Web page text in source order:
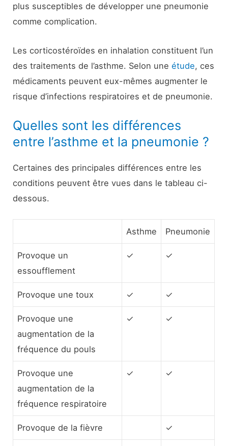
plus susceptibles de développer une pneumonie
comme complication.
Les corticostéroïdes en inhalation constituent l’un
des traitements de l’asthme. Selon uneétude, ces
médicaments peuvent eux-mêmes augmenter le
risque d’infections respiratoires et de pneumonie.
Quelles sont les différences
entre l’asthme et la pneumonie ?
Certaines des principales différences entre les
conditions peuvent être vues dans le tableau ci-
dessous.
Asthme Pneumonie
Provoque un
essoufflement
✓ ✓
Provoque une toux ✓ ✓
Provoque une
augmentation de la
fréquence du pouls
✓ ✓
Provoque une
augmentation de la
fréquence respiratoire
✓ ✓
Provoque de la fièvre ✓